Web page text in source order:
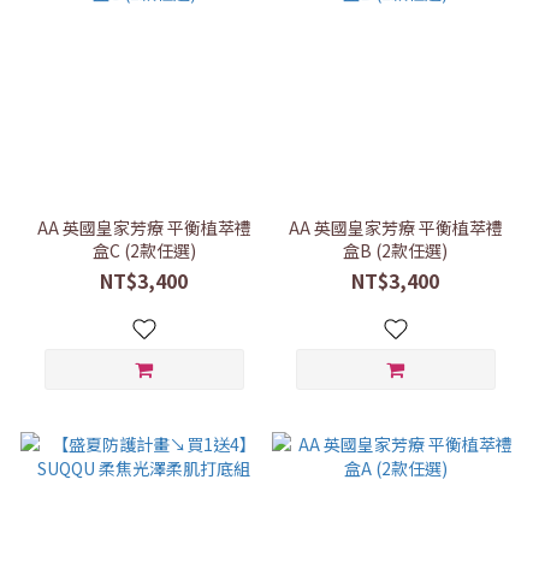
AA 英國皇家芳療 平衡植萃禮
盒C (2款任選)
NT$3,400
AA 英國皇家芳療 平衡植萃禮
盒B (2款任選)
NT$3,400